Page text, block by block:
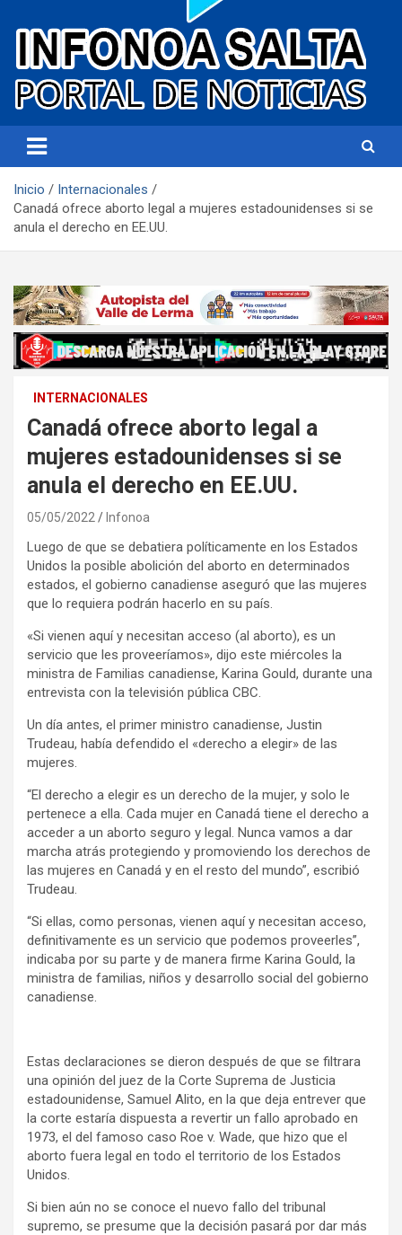
Infonoa Salta
Inicio
Internacionales
Canadá ofrece aborto legal a mujeres estadounidenses si se
anula el derecho en EE.UU.
INTERNACIONALES
Canadá ofrece aborto legal a
mujeres estadounidenses si se
anula el derecho en EE.UU.
05/05/2022 Infonoa
Luego de que se debatiera políticamente en los Estados
Unidos la posible abolición del aborto en determinados
estados, el gobierno canadiense aseguró que las mujeres
que lo requiera podrán hacerlo en su país.
«Si vienen aquí y necesitan acceso (al aborto), es un
servicio que les proveeríamos», dijo este miércoles la
ministra de Familias canadiense, Karina Gould, durante una
entrevista con la televisión pública CBC.
Un día antes, el primer ministro canadiense, Justin
Trudeau, había defendido el «derecho a elegir» de las
mujeres.
“El derecho a elegir es un derecho de la mujer, y solo le
pertenece a ella. Cada mujer en Canadá tiene el derecho a
acceder a un aborto seguro y legal. Nunca vamos a dar
marcha atrás protegiendo y promoviendo los derechos de
las mujeres en Canadá y en el resto del mundo”, escribió
Trudeau.
“Si ellas, como personas, vienen aquí y necesitan acceso,
definitivamente es un servicio que podemos proveerles”,
indicaba por su parte y de manera firme Karina Gould, la
ministra de familias, niños y desarrollo social del gobierno
canadiense.
Estas declaraciones se dieron después de que se filtrara
una opinión del juez de la Corte Suprema de Justicia
estadounidense, Samuel Alito, en la que deja entrever que
la corte estaría dispuesta a revertir un fallo aprobado en
1973, el del famoso caso Roe v. Wade, que hizo que el
aborto fuera legal en todo el territorio de los Estados
Unidos.
Si bien aún no se conoce el nuevo fallo del tribunal
supremo, se presume que la decisión pasará por dar más